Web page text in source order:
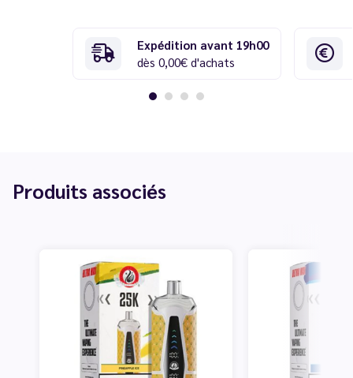
Expédition avant 19h00
dès 0,00€ d'achats
Produits associés